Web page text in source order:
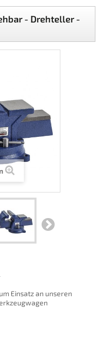
- Drehteller -
Einsatz an unseren